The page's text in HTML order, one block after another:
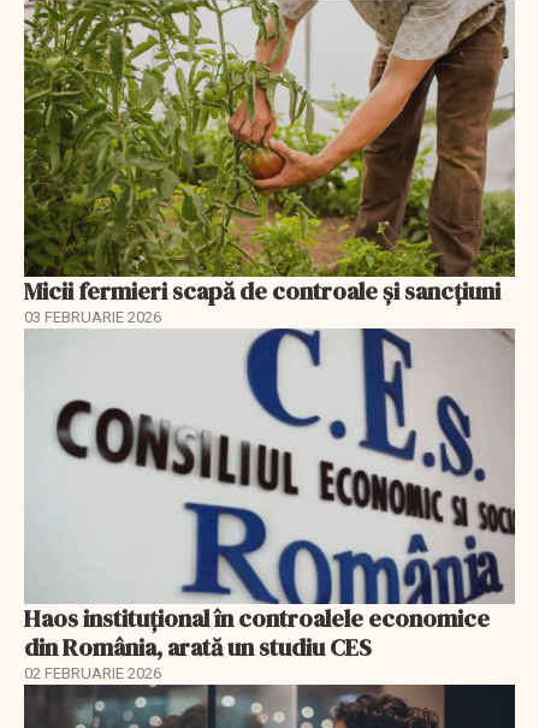
Micii fermieri scapă de controale și sancțiuni
03 FEBRUARIE 2026
Haos instituțional în controalele economice
din România, arată un studiu CES
02 FEBRUARIE 2026